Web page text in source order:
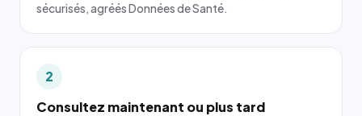
sécurisés, agréés Données de Santé.
2
Consultez maintenant ou plus tard